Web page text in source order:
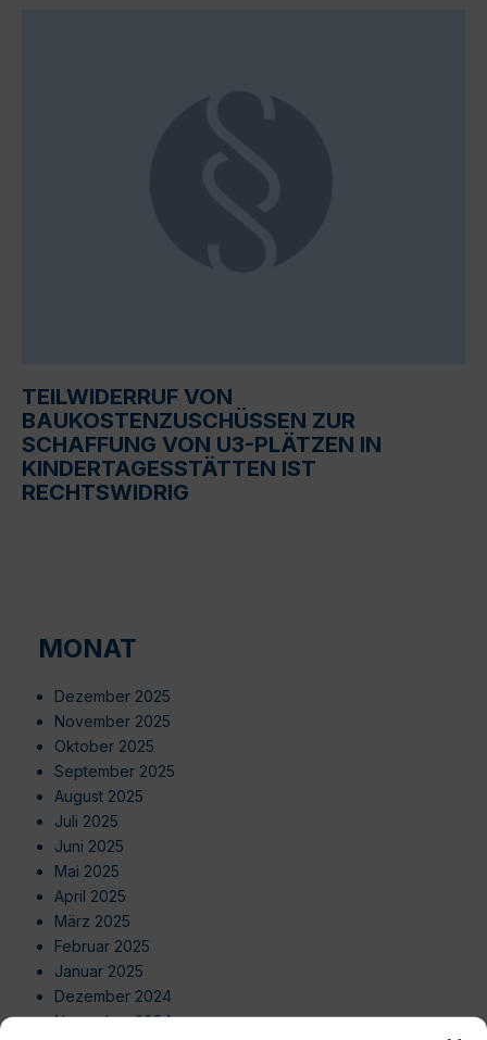
TEILWIDERRUF VON
BAUKOSTENZUSCHÜSSEN ZUR
SCHAFFUNG VON U3-PLÄTZEN IN
KINDERTAGESSTÄTTEN IST
RECHTSWIDRIG
MONAT
Dezember 2025
November 2025
Oktober 2025
September 2025
August 2025
Juli 2025
Juni 2025
Mai 2025
April 2025
März 2025
Februar 2025
Januar 2025
Dezember 2024
November 2024